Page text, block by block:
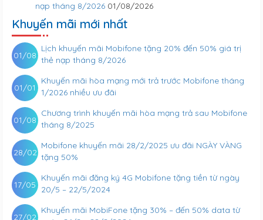
nạp tháng 8/2026 01/08/2026
Khuyến mãi mới nhất
Lịch khuyến mãi Mobifone tặng 20% đến 50% giá trị
thẻ nạp tháng 8/2026
01/08
Khuyến mãi hòa mạng mới trả trước Mobifone tháng
1/2026 nhiều ưu đãi
01/01
Chương trình khuyến mãi hòa mạng trả sau Mobifone
tháng 8/2025
01/08
Mobifone khuyến mãi 28/2/2025 ưu đãi NGÀY VÀNG
tặng 50%
28/02
Khuyến mãi đăng ký 4G Mobifone tặng tiền từ ngày
20/5 – 22/5/2024
17/05
Khuyến mãi MobiFone tặng 30% – đến 50% data từ
27/02